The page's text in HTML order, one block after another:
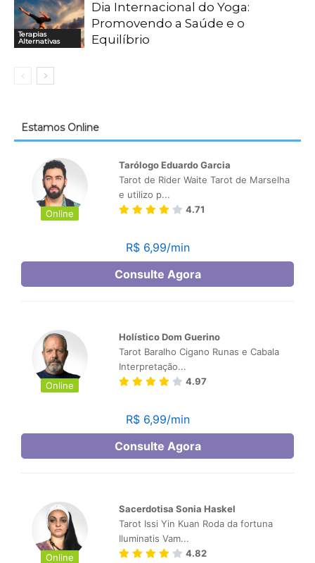
Terapias
Alternativas
Dia Internacional do Yoga:
Promovendo a Saúde e o
Equilíbrio
Estamos Online